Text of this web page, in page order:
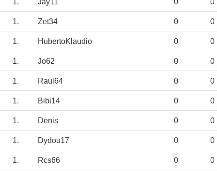
1. Jay11 0 0
1. Zet34 0 0
1. HubertoKlaudio 0 0
1. Jo62 0 0
1. Raul64 0 0
1. Bibi14 0 0
1. Denis 0 0
1. Dydou17 0 0
1. Rcs66 0 0